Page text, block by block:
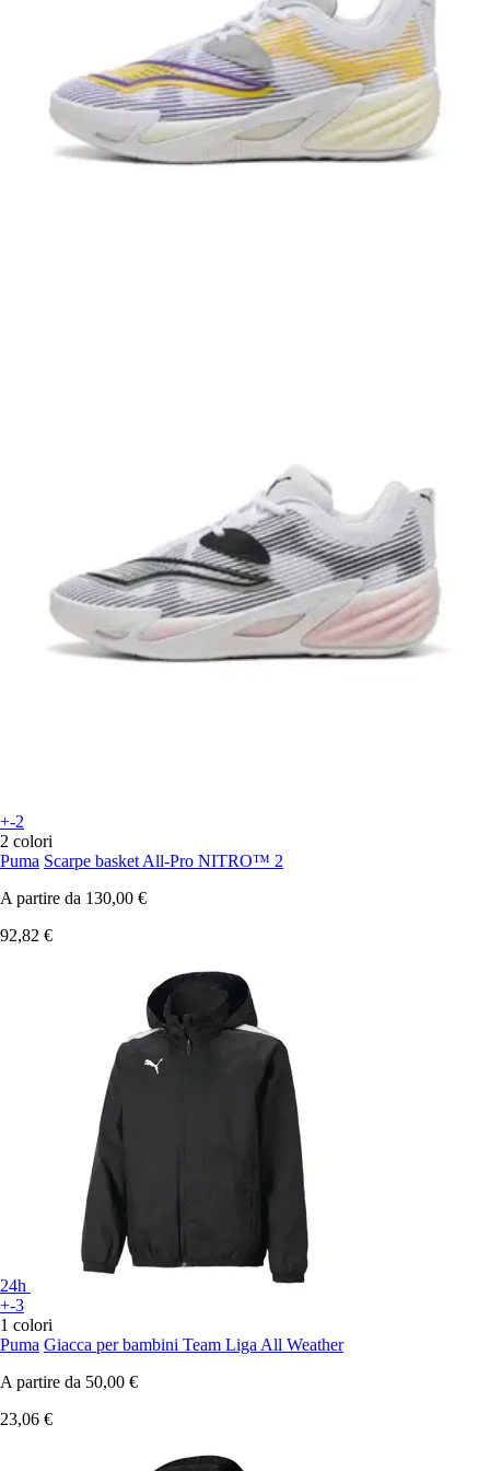
+-2
2 colori
Puma Scarpe basket All-Pro NITRO™ 2
A partire da 130,00 €
92,82 €
24h
+-3
1 colori
Puma Giacca per bambini Team Liga All Weather
A partire da 50,00 €
23,06 €